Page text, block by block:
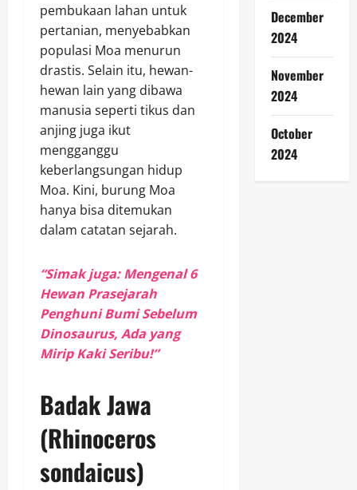
pembukaan lahan untuk
pertanian, menyebabkan
populasi Moa menurun
drastis. Selain itu, hewan-
hewan lain yang dibawa
manusia seperti tikus dan
anjing juga ikut
mengganggu
keberlangsungan hidup
Moa. Kini, burung Moa
hanya bisa ditemukan
dalam catatan sejarah.
“Simak juga: Mengenal 6
Hewan Prasejarah
Penghuni Bumi Sebelum
Dinosaurus, Ada yang
Mirip Kaki Seribu!”
Badak Jawa
(Rhinoceros
sondaicus)
December
2024
November
2024
October
2024